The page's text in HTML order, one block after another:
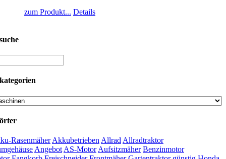
zum Produkt... Details
Rasenmäher Akkubetrieben Allrad Allradtraktor
Angebot AS-Motor Aufsitzmäher Benzinmotor